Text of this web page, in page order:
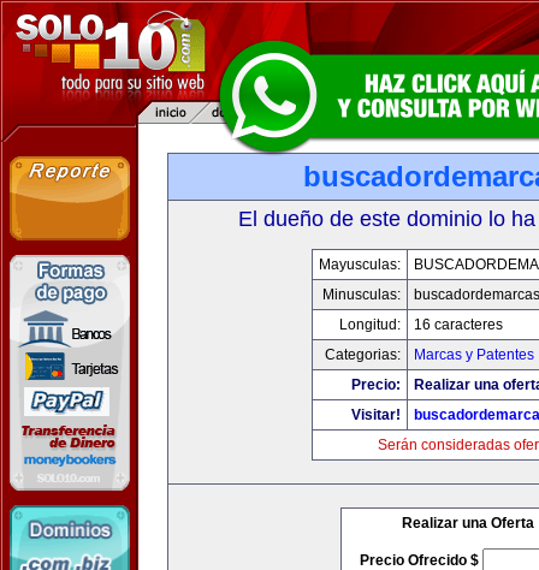
El dueño de este dominio lo
Mayusculas:
Minusculas:
Longitud:
16 caracteres
Categorias:
Marcas y Patentes
Precio:
Realizar una
Visitar!
Serán consideradas
Realizar una Oferta
Precio Ofrecido $